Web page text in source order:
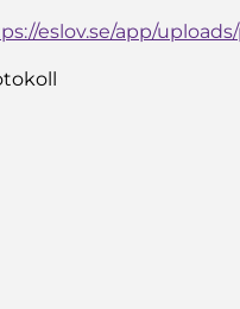
eslov.se/app/